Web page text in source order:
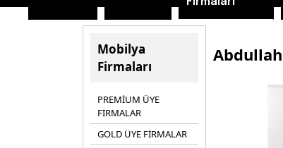
Mobilya
Firmaları
PREMİUM ÜYE
FİRMALAR
GOLD ÜYE FİRMALAR